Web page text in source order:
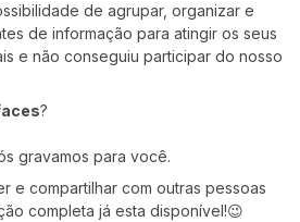
de agrupar, organizar e
de informação para atingir os seus
e não conseguiu participar do nosso
?
gravamos para você.
e compartilhar com outras pessoas
completa já esta disponível!😉